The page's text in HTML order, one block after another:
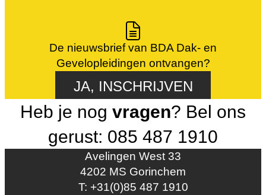
De nieuwsbrief van BDA Dak- en
Gevelopleidingen ontvangen?
JA, INSCHRIJVEN
Heb je nog vragen? Bel ons
gerust: 085 487 1910
Avelingen West 33
4202 MS Gorinchem
T: +31(0)85 487 1910